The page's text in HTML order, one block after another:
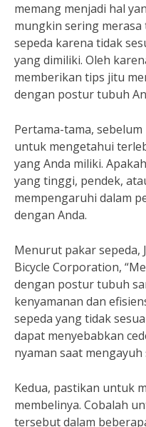
memang menjadi hal
mungkin sering merasa
sepeda karena tidak
yang dimiliki. Oleh
memberikan tips jitu
dengan postur tubuh
Pertama-tama,
untuk mengetahui
yang Anda miliki.
yang tinggi, pendek,
mempengaruhi dalam
dengan Anda.
Menurut pakar sepeda,
Bicycle Corporation,
dengan postur tubuh
kenyamanan dan
sepeda yang tidak
dapat menyebabkan
nyaman saat mengayuh
Kedua, pastikan untuk
membelinya. Cobalah
tersebut dalam